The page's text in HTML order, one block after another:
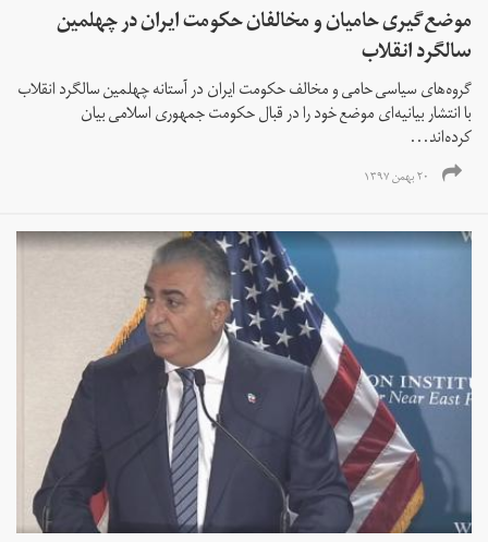
موضع‌گیری حامیان و مخالفان حکومت ایران در چهلمین
سالگرد انقلاب
گروه‌های سیاسی حامی و مخالف حکومت ایران در آستانه چهلمین سالگرد انقلاب
با انتشار بیانیه‌ای موضع‌ خود را در قبال حکومت جمهوری اسلامی بیان
کرده‌اند...
۲۰ بهمن ۱۳۹۷